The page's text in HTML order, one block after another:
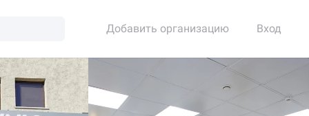
Добавить организацию Вход